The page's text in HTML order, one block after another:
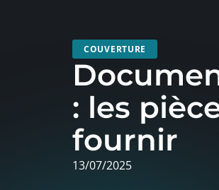
COUVERTURE
: les
fournir
13/07/2025